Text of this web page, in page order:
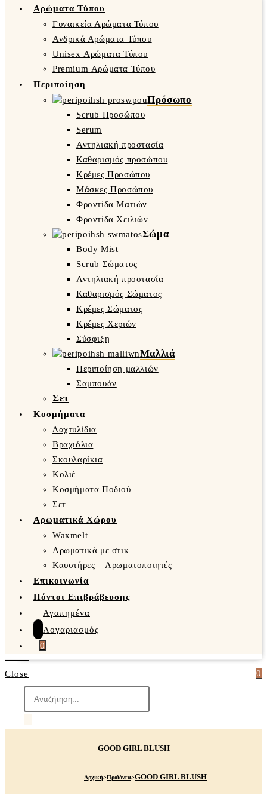
Αρώματα Τύπου
Γυναικεία Αρώματα Τύπου
Ανδρικά Αρώματα Τύπου
Unisex Αρώματα Τύπου
Premium Αρώματα Τύπου
Περιποίηση
Πρόσωπο
Scrub Προσώπου
Serum
Αντηλιακή προστασία
Καθαρισμός προσώπου
Κρέμες Προσώπου
Μάσκες Προσώπου
Φροντίδα Ματιών
Φροντίδα Χειλιών
Σώμα
Body Mist
Scrub Σώματος
Αντηλιακή προστασία
Καθαρισμός Σώματος
Κρέμες Σώματος
Κρέμες Χεριών
Σύσφιξη
Μαλλιά
Περιποίηση μαλλιών
Σαμπουάν
Σετ
Κοσμήματα
Δαχτυλίδια
Βραχιόλια
Σκουλαρίκια
Κολιέ
Κοσμήματα Ποδιού
Σετ
Αρωματικά Χώρου
Waxmelt
Αρωματικά με στικ
Καυστήρες – Αρωματοποιητές
Επικοινωνία
Πόντοι Επιβράβευσης
Αγαπημένα
Λογαριασμός
0
0
Close
search
GOOD GIRL BLUSH
Αρχική>Προϊόντα>GOOD GIRL BLUSH